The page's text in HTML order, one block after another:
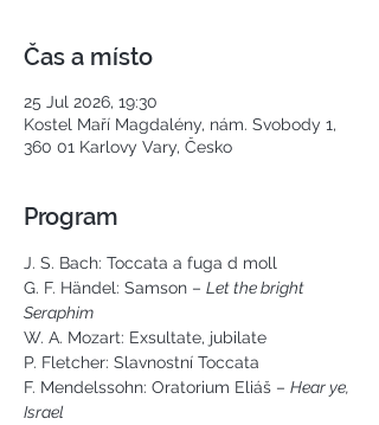
Čas a místo
25 Jul 2026, 19:30
Kostel Maří Magdalény, nám. Svobody 1,
360 01 Karlovy Vary, Česko
Program
J. S. Bach: Toccata a fuga d moll
G. F. Händel: Samson – Let the bright
Seraphim
W. A. Mozart: Exsultate, jubilate
P. Fletcher: Slavnostní Toccata
F. Mendelssohn: Oratorium Eliáš – Hear ye,
Israel